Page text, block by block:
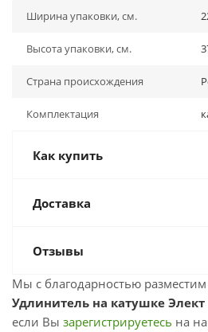
Ширина упаковки, см.
Высота упаковки, см.
Страна происхождения
Комплектация
Как купить
Доставка
Отзывы
Мы с благодарностью
Удлинитель на катушке Элект
если Вы зарегистрируетесь на